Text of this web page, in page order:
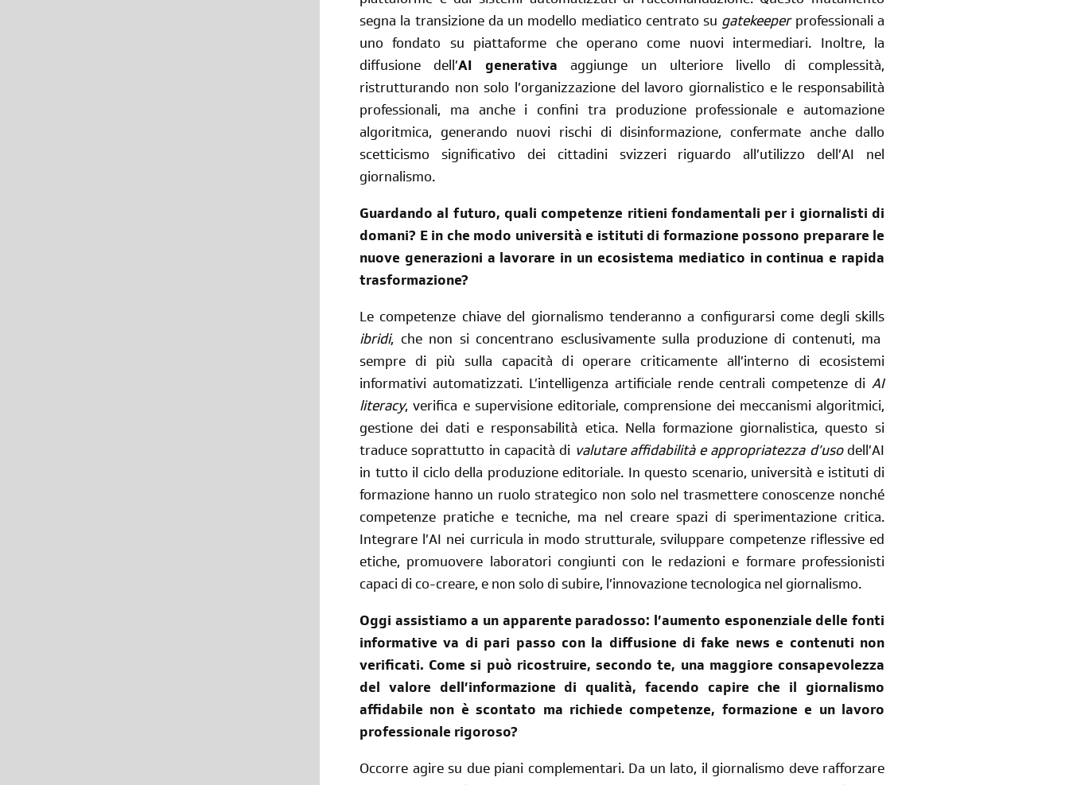
diventa socia/o
iscriviti subito
iscriviti
alla newsletter
sondaggi
di' la tua
login
area riservata
segna la transizione da un modello mediatico centrato su gatekeeperprofessionali a
uno fondato su piattaforme che operano come nuovi intermediari. Inoltre, la
diffusione dell’AI generativa
aggiunge un ulteriore livello di complessità,
ristrutturando non solo l’organizzazione del lavoro giornalistico e le responsabilità
professionali, ma anche i confini tra produzione professionale e automazione
algoritmica, generando nuovi rischi di disinformazione, confermate anche dallo
scetticismo significativo dei cittadini svizzeri riguardo all’utilizzo dell’AI nel
giornalismo.
Guardando al futuro, quali competenze ritieni fondamentali per i giornalisti di
domani? E in che modo università e istituti di formazione possono preparare le
nuove generazioni a lavorare in un ecosistema mediatico in continua e rapida
trasformazione?
Le competenze chiave del giornalismo tenderanno a configurarsi come degli skills
ibridi, che non si concentrano esclusivamente sulla produzione di contenuti, ma
sempre di più sulla capacità di operare criticamente all’interno di ecosistemi
informativi automatizzati. L’intelligenza artificiale rende centrali competenze di AI
literacy, verifica e supervisione editoriale, comprensione dei meccanismi algoritmici,
gestione dei dati e responsabilità etica. Nella formazione giornalistica, questo si
traduce soprattutto in capacità di valutare affidabilità e appropriatezza d’usodell’AI
in tutto il ciclo della produzione editoriale. In questo scenario, università e istituti di
formazione hanno un ruolo strategico non solo nel trasmettere conoscenze nonché
competenze pratiche e tecniche, ma nel creare spazi di sperimentazione critica.
Integrare l’AI nei curricula in modo strutturale, sviluppare competenze riflessive ed
etiche, promuovere laboratori congiunti con le redazioni e formare professionisti
capaci di co-creare, e non solo di subire, l’innovazione tecnologica nel giornalismo.
Oggi assistiamo a un apparente paradosso: l’aumento esponenziale delle fonti
informative va di pari passo con la diffusione di fake news e contenuti non
verificati. Come si può ricostruire, secondo te, una maggiore consapevolezza
del valore dell’informazione di qualità, facendo capire che il giornalismo
affidabile non è scontato ma richiede competenze, formazione e un lavoro
professionale rigoroso?
Occorre agire su due piani complementari. Da un lato, il giornalismo deve rafforzare